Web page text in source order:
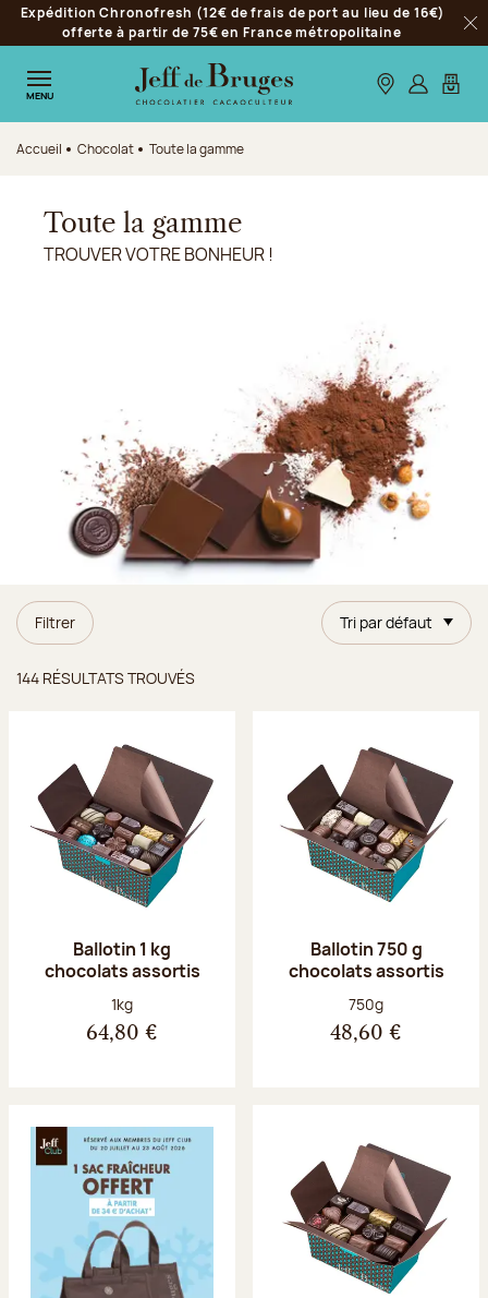
Aller à la navigation
Aller au contenu principal
Aller au pied de page
Expédition Chronofresh (12€ de frais de port au lieu de 16€)
offerte à partir de 75€ en France métropolitaine
MENU Nos boutiques
S’identifier
Mon
Accueil Chocolat Toute la gamme
Toute la gamme
TROUVER VOTRE BONHEUR !
Filtrer Tri par défaut
144 RÉSULTATS TROUVÉS
Ballotin 1 kg
chocolats assortis
Poids net :
1kg
64,80 €
Ballotin 750 g
chocolats assortis
Poids net :
750g
48,60 €